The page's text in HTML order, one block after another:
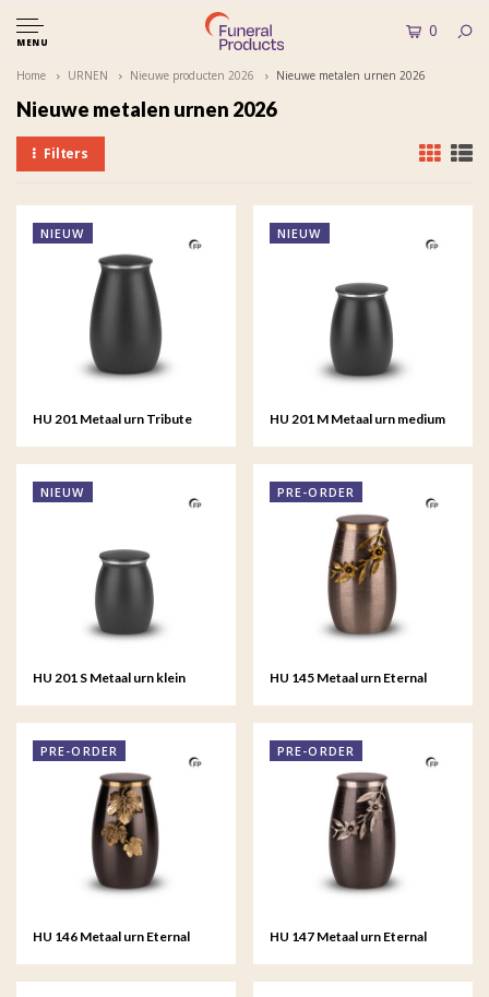
MENU
0
Home URNEN Nieuwe producten 2026 Nieuwe metalen urnen 2026
Nieuwe metalen urnen 2026
Filters
NIEUW
HU 201 Metaal urn Tribute
NIEUW
HU 201 M Metaal urn medium
NIEUW
HU 201 S Metaal urn klein
PRE-ORDER
HU 145 Metaal urn Eternal
PRE-ORDER
HU 146 Metaal urn Eternal
PRE-ORDER
HU 147 Metaal urn Eternal